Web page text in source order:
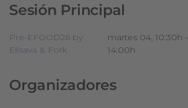
Sesión Principal
Pre-EFOOD26 by
Elisava & Fork
martes 04, 10:30h -
14:00h
Organizadores